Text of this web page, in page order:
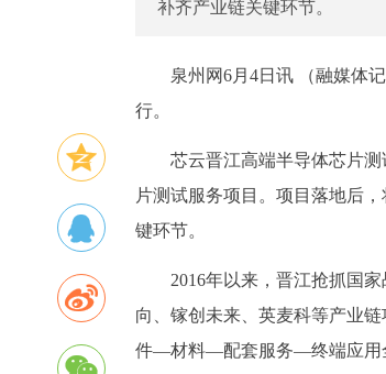
补齐产业链关键环节。
泉州网6月4日讯 （融媒体
行。
芯云晋江高端半导体芯片
片测试服务项目。项目落地后
键环节。
2016年以来，晋江抢抓国
向、镓创未来、英麦科等产业
件—材料—配套服务—终端应用